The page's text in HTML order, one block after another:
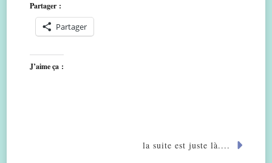
Partager :
Partager
J’aime ça :
la suite est juste là....